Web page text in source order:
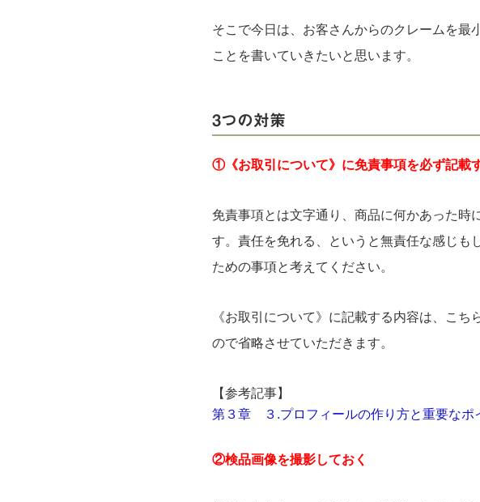
そこで今日は、お客さんからのクレームを最
ことを書いていきたいと思います。
3つの対策
①《お取引について》に免責事項を必ず記載
免責事項とは文字通り、商品に何かあった時
す。責任を免れる、というと無責任な感じも
ための事項と考えてください。
《お取引について》に記載する内容は、こち
ので省略させていただきます。
【参考記事】
第３章 ３.プロフィールの作り方と重要なポ
②検品画像を撮影しておく